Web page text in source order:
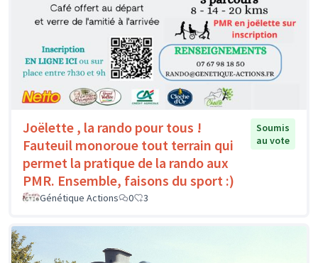
Joëlette , la rando pour tous !
Fauteuil monoroue tout terrain qui
permet la pratique de la rando aux
PMR. Ensemble, faisons du sport :)
Soumis
au vote
Génétique Actions 0 3